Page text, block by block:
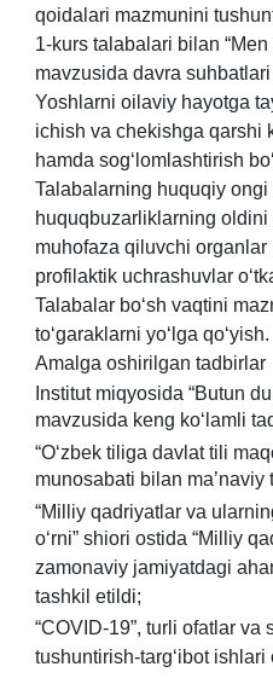
qoidalari mazmunini
1-kurs talabalari bilan
mavzusida davra suhbatlari
Yoshlarni oilaviy hayotga
ichish va chekishga qarshi
hamda sog‘lomlashtirish
Talabalarning huquqiy
huquqbuzarliklarning
muhofaza qiluvchi
profilaktik uchrashuvlar
Talabalar bo‘sh vaqtini
to‘garaklarni yo‘lga qo‘yish.
Amalga oshirilgan tadbirlar
Institut miqyosida “Butun
mavzusida keng ko‘lamli
“O‘zbek tiliga davlat tili
munosabati bilan ma’naviy
“Milliy qadriyatlar va
o‘rni” shiori ostida “Milliy
zamonaviy jamiyatdagi
tashkil etildi;
“COVID-19”, turli ofatlar va
tushuntirish-targ‘ibot ishlari